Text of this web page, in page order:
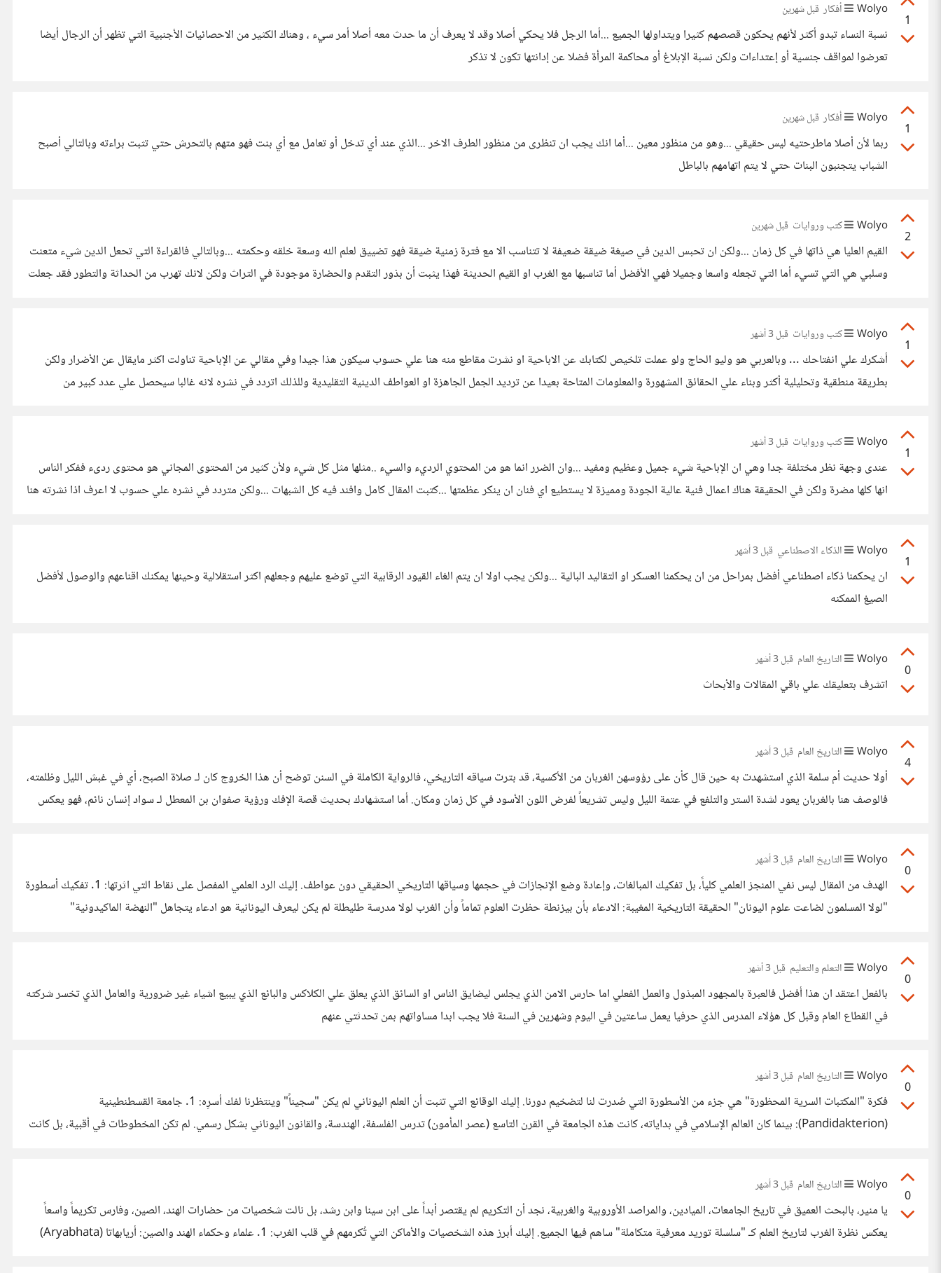
1
Wolyo أفكار قبل شهرين
نسبة النساء تبدو أكثر لأنهم يحكون قصصهم كثيرا ويتداولها الجميع ...أما الرجل فلا يحكي أصلا وقد لا يعرف أن ما حدث معه أصلا أمر سيء ، وهناك الكثير من الاحصائيات الأجنبية التي تظهر أن الرجال أيضا
تعرضوا لمواقف جنسية أو إعتداءات ولكن نسبة الإبلاغ أو محاكمة المرأة فضلا عن إدانتها تكون لا تذكر
1
Wolyo أفكار قبل شهرين
ربما لأن أصلا ماطرحتيه ليس حقيقي ...وهو من منظور معين ...أما انك يجب ان تنظرى من منظور الطرف الاخر ...الذي عند أي تدخل أو تعامل مع أي بنت فهو متهم بالتحرش حتي تثبت براءته وبالتالي أصبح
الشباب يتجنبون البنات حتي لا يتم اتهامهم بالباطل
2
Wolyo كتب وروايات قبل شهرين
القيم العليا هي ذاتها في كل زمان ...ولكن ان تحبس الدين في صيغة ضيقة ضعيفة لا تتناسب الا مع فترة زمنية ضيقة فهو تضييق لعلم الله وسعة خلقه وحكمته ...وبالتالي فالقراءة التي تحعل الدين شيء متعنت
وسلبي هي التي تسيء أما التي تجعله واسعا وجميلا فهي الأفضل أما تناسبها مع الغرب او القيم الحديثة فهذا يثبت أن بذور التقدم والحضارة موجودة في التراث ولكن لانك تهرب من الحداثة والتطور فقد جعلت
1
Wolyo كتب وروايات قبل 3 أشهر
أشكرك علي انفتاحك ... وبالعربي هو وليو الحاج ولو عملت تلخيص لكتابك عن الاباحية او نشرت مقاطع منه هنا علي حسوب سيكون هذا جيدا وفي مقالي عن الإباحية تناولت اكثر مايقال عن الأضرار ولكن
بطريقة منطقية وتحليلية أكثر وبناء علي الحقائق المشهورة والمعلومات المتاحة بعيدا عن ترديد الجمل الجاهزة او العواطف الدينية التقليدية وللذلك اتردد في نشره لانه غالبا سيحصل علي عدد كبير من
1
Wolyo كتب وروايات قبل 3 أشهر
عندى وجهة نظر مختلفة جدا وهي ان الإباحية شيء جميل وعظيم ومفيد ...وان الضرر انما هو من المحتوي الرديء والسيء ..مثلها مثل كل شيء ولأن كثير من المحتوى المجاني هو محتوى ردىء ففكر الناس
انها كلها مضرة ولكن في الحقيقة هناك اعمال فنية عالية الجودة ومميزة لا يستطيع اي فنان ان ينكر عظمتها ...كتبت المقال كامل وافند فيه كل الشبهات ...ولكن متردد في نشره علي حسوب لا اعرف اذا نشرته هنا
1
Wolyo الذكاء الاصطناعي قبل 3 أشهر
ان يحكمنا ذكاء اصطناعي أفضل بمراحل من ان يحكمنا العسكر او التقاليد البالية ...ولكن يجب اولا ان يتم الغاء القيود الرقابية التي توضع عليهم وجعلهم اكثر استقلالية وحينها يمكنك اقناعهم والوصول لأفضل
الصيغ الممكنه
0
Wolyo التاريخ العام قبل 3 أشهر
اتشرف بتعليقك علي باقي المقالات والأبحاث
4
Wolyo التاريخ العام قبل 3 أشهر
أولا حديث أم سلمة الذي استشهدت به حين قال كأن على رؤوسهن الغربان من الأكسية، قد بترت سياقه التاريخي، فالرواية الكاملة في السنن توضح أن هذا الخروج كان لـ صلاة الصبح، أي في غبش الليل وظلمته،
فالوصف هنا بالغربان يعود لشدة الستر والتلفع في عتمة الليل وليس تشريعاً لفرض اللون الأسود في كل زمان ومكان. أما استشهادك بحديث قصة الإفك ورؤية صفوان بن المعطل لـ سواد إنسان نائم، فهو يعكس
0
Wolyo التاريخ العام قبل 3 أشهر
الهدف من المقال ليس نفي المنجز العلمي كلياً، بل تفكيك المبالغات، وإعادة وضع الإنجازات في حجمها وسياقها التاريخي الحقيقي دون عواطف. إليك الرد العلمي المفصل على نقاط التي اثرتها: 1. تفكيك أسطورة
"لولا المسلمون لضاعت علوم اليونان" الحقيقة التاريخية المغيبة: الادعاء بأن بيزنطة حظرت العلوم تماماً وأن الغرب لولا مدرسة طليطلة لم يكن ليعرف اليونانية هو ادعاء يتجاهل "النهضة الماكيدونية"
0
Wolyo التعلم والتعليم قبل 3 أشهر
بالفعل اعتقد ان هذا أفضل فالعبرة بالمجهود المبذول والعمل الفعلي اما حارس الامن الذي يجلس ليضايق الناس او السائق الذي يعلق علي الكلاكس والبائع الذي يبيع اشياء غير ضرورية والعامل الذي تخسر شركته
في القطاع العام وقبل كل هؤلاء المدرس الذي حرفيا يعمل ساعتين في اليوم وشهرين في السنة فلا يجب ابدا مساواتهم بمن تحدثتي عنهم
0
Wolyo التاريخ العام قبل 3 أشهر
فكرة "المكتبات السرية المحظورة" هي جزء من الأسطورة التي صُدرت لنا لتضخيم دورنا. إليك الوقائع التي تثبت أن العلم اليوناني لم يكن "سجيناً" وينتظرنا لفك أسرِه: 1. جامعة القسطنطينية
(Pandidakterion): بينما كان العالم الإسلامي في بداياته، كانت هذه الجامعة في القرن التاسع (عصر المأمون) تدرس الفلسفة، الهندسة، والقانون اليوناني بشكل رسمي. لم تكن المخطوطات في أقبية، بل كانت
0
Wolyo التاريخ العام قبل 3 أشهر
يا منير، بالبحث العميق في تاريخ الجامعات، الميادين، والمراصد الأوروبية والغربية، نجد أن التكريم لم يقتصر أبداً على ابن سينا وابن رشد، بل نالت شخصيات من حضارات الهند، الصين، وفارس تكريماً واسعاً
يعكس نظرة الغرب لتاريخ العلم كـ "سلسلة توريد معرفية متكاملة" ساهم فيها الجميع. إليك أبرز هذه الشخصيات والأماكن التي تُكرمهم في قلب الغرب: 1. علماء وحكماء الهند والصين: أريابهاتا (Aryabhata)